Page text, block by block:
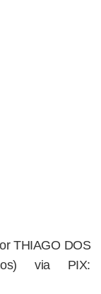
THIAGO DOS
via PIX: